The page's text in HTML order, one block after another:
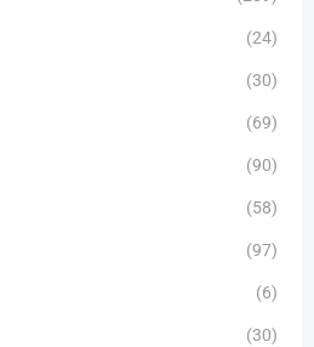
(24)
(30)
(69)
(90)
(58)
(97)
(6)
(30)